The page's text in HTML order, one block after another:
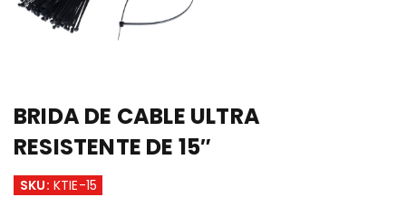
BRIDA DE CABLE ULTRA
RESISTENTE DE 15″
SKU: KTIE-15